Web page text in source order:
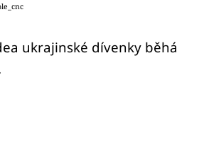
ukrajinské dívenky běhá